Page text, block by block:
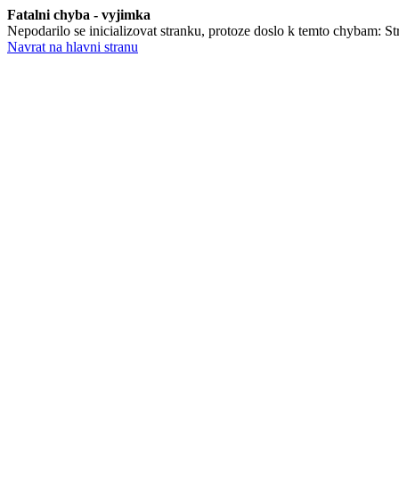
Fatalni chyba - vyjimka
Nepodarilo se inicializovat stranku, protoze doslo k temto chybam:
Navrat na hlavni stranu